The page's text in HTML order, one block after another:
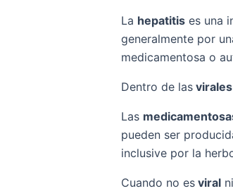
La hepatitises una
generalmente por
medicamentosa o
Dentro de lasvirales
Las
pueden ser
inclusive por la
Cuando no esviralni